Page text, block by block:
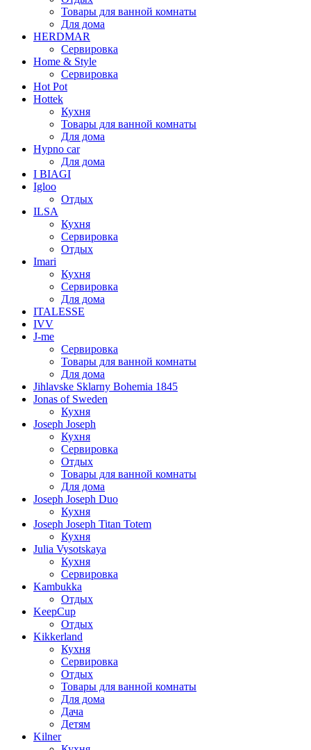
Товары для ванной комнаты
Для дома
HERDMAR
Сервировка
Home & Style
Сервировка
Hot Pot
Hottek
Кухня
Товары для ванной комнаты
Для дома
Hypno car
Для дома
I BIAGI
Igloo
Отдых
ILSA
Кухня
Сервировка
Отдых
Imari
Кухня
Сервировка
Для дома
ITALESSE
IVV
J-me
Сервировка
Товары для ванной комнаты
Для дома
Jihlavske Sklarny Bohemia 1845
Jonas of Sweden
Кухня
Joseph Joseph
Кухня
Сервировка
Отдых
Товары для ванной комнаты
Для дома
Joseph Joseph Duo
Кухня
Joseph Joseph Titan Totem
Кухня
Julia Vysotskaya
Кухня
Сервировка
Kambukka
Отдых
KeepCup
Отдых
Kikkerland
Кухня
Сервировка
Отдых
Товары для ванной комнаты
Для дома
Дача
Детям
Kilner